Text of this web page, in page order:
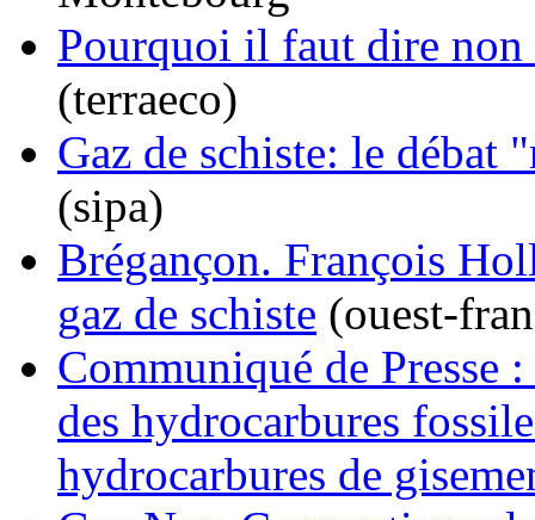
Pourquoi il faut dire non
(terraeco)
Gaz de schiste: le débat
(sipa)
Brégançon. François
gaz de schiste (ouest-
Communiqué de Presse
des hydrocarbures
hydrocarbures de